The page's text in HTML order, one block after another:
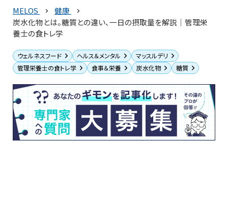
MELOS
健康
炭水化物とは。糖質との違い、一日の摂取量を解説│管理栄
養士の食トレ学
ウェルネスフード ヘルス＆メンタル
マッスルデリ
管理栄養士の食トレ学
食事＆栄養 炭水化物 糖質